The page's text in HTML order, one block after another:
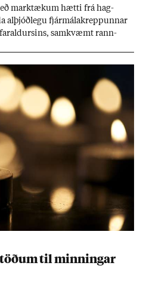
mark­tæk­um hætti frá hag­
al­þjóð­legu fjár­málakrepp­unn­ar
sam­kvæmt rann­
til minn­ing­ar